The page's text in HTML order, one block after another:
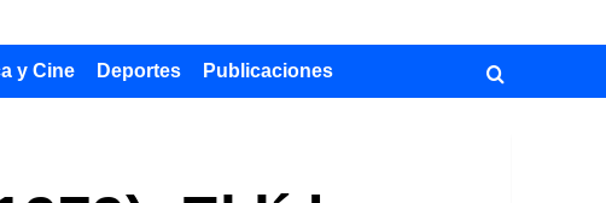
y Cine Deportes Publicaciones